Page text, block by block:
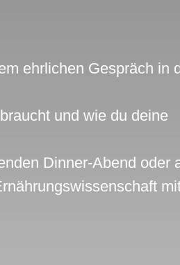
ehrlichen Gespräch in
und wie du deine
Dinner-Abend oder